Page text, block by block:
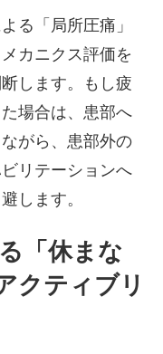
る「局所圧痛」
カニクス評価を
します。もし疲
場合は、患部へ
がら、患部外の
リテーションへ
します。
「休まな
クティブリ